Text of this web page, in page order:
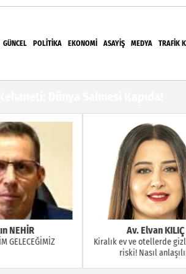
GÜNCEL POLITIKA EKONOMI ASAYIŞ MEDYA TRAFIK
Giren Öğrencilere Plaket
MERKEZİ VATANDAŞIN
Kurumlar Vergisine:
Av. Elvan KILIÇ
Kiralık ev ve otellerde gizli
riski! Nasıl anlaşılır?